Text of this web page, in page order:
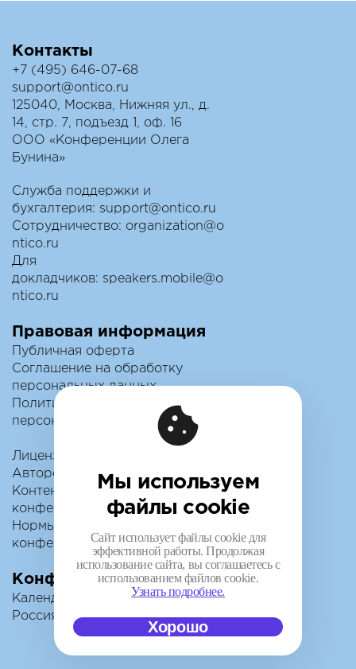
Контакты
+7 (495) 646-07-68
support@ontico.ru
125040, Москва, Нижняя ул., д.
14, стр. 7, подъезд 1, оф. 16
ООО «Конференции Олега
Бунина»
Служба поддержки и
бухгалтерия: support@ontico.ru
Сотрудничество: organization@o
ntico.ru
Для
докладчиков: speakers.mobile@o
ntico.ru
Конференции
Календарь
Россия IV
Правовая информация
Публичная оферта
Соглашение на обработку
персональных данных
Политика обработки
персональных данных
Лицензионный договор с
Автором
Контентная политика
конференции
Нормы поведения для
конференции
Мы используем
файлы cookie
Сайт использует файлы cookie для
эффективной работы. Продолжая
использование сайта, вы соглашаетесь с
использованием файлов cookie.
Узнать подробнее.
Хорошо